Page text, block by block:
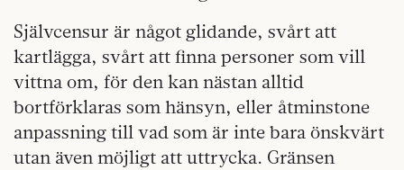
Självcensur är något glidande, svårt att
kartlägga, svårt att finna personer som vill
vittna om, för den kan nästan alltid
bortförklaras som hänsyn, eller åtminstone
anpassning till vad som är inte bara önskvärt
utan även möjligt att uttrycka. Gränsen